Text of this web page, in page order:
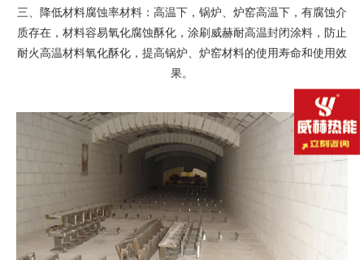
三、降低材料腐蚀率材料：高温下，锅炉、炉窑高温下，有腐蚀介
质存在，材料容易氧化腐蚀酥化，涂刷威赫耐高温封闭涂料，防止
耐火高温材料氧化酥化，提高锅炉、炉窑材料的使用寿命和使用效
果。